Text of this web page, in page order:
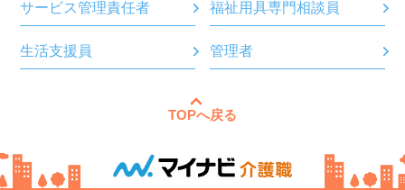
サービス管理責任者 福祉用具専門相談員
生活支援員 管理者
TOPへ戻る